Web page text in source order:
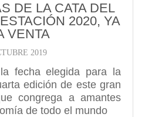
DE LA CATA DEL
2020, YA
VENTA
2019
fecha elegida para la
edición de este gran
congrega a amantes
de todo el mundo